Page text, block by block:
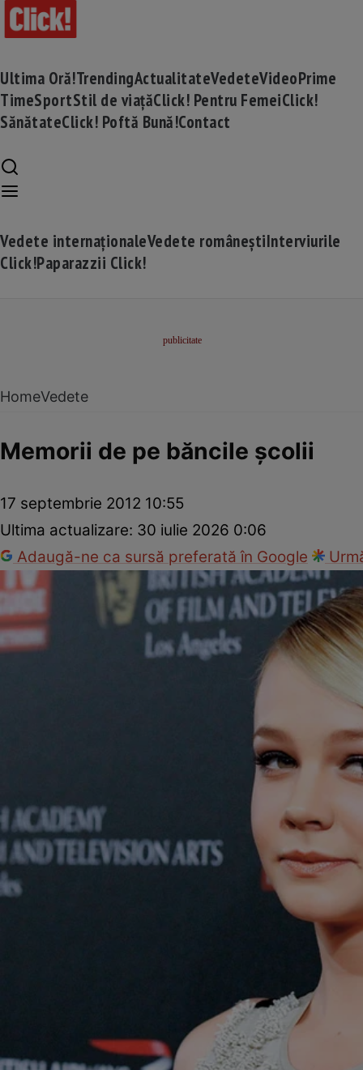
Ultima Oră!TrendingActualitateVedeteVideoPrime
TimeSportStil de viațăClick! Pentru FemeiClick!
SănătateClick! Poftă Bună!Contact
Vedete internaționaleVedete româneștiInterviurile
Click!Paparazzii Click!
HomeVedete
Memorii de pe băncile şcolii
17 septembrie 2012 10:55
Ultima actualizare: 30 iulie 2026 0:06
Adaugă-ne ca sursă preferată în Google